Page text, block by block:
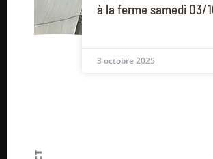
à la ferme samedi 03/
3 octobre 2025